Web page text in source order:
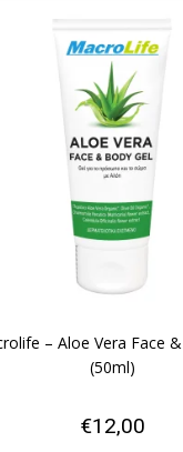
– Aloe Vera Face
(50ml)
€12,00